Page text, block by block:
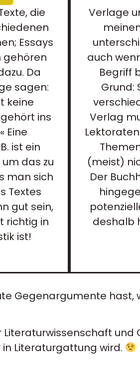
die
Essays
gehören
Da
sagen:
keine
ins
Eine
ist ein
das zu
man sich
Textes
gut sein,
richtig in
ist!
Verlage
auch
Begriff
Grund:
Verlag
(meist)
Der
deshalb
Gegenargumente
und
Literaturgattung wird.